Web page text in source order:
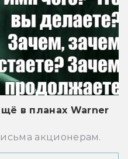
в планах Warner
акционерам.